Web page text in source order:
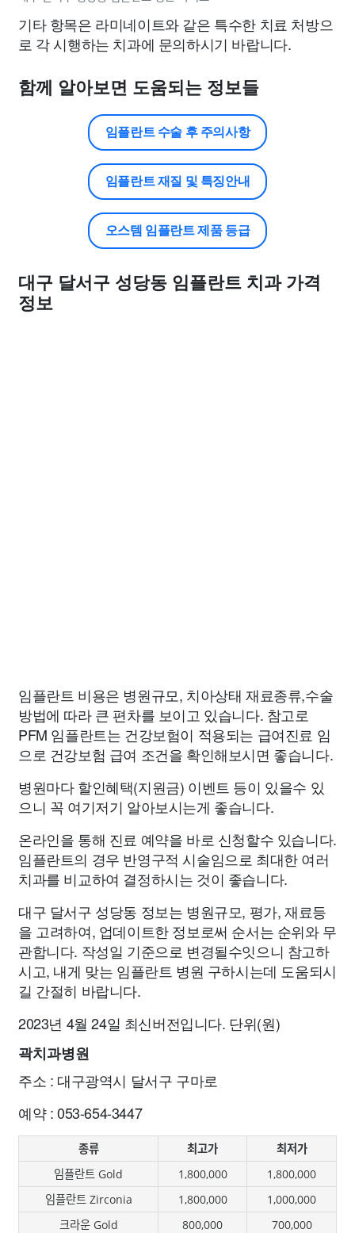
기타 항목은 라미네이트와 같은 특수한 치료 처방으
로 각 시행하는 치과에 문의하시기 바랍니다.
함께 알아보면 도움되는 정보들
임플란트 수술 후 주의사항
임플란트 재질 및 특징안내
오스템 임플란트 제품 등급
대구 달서구 성당동 임플란트 치과 가격
정보
임플란트 비용은 병원규모, 치아상태 재료종류,수술
방법에 따라 큰 편차를 보이고 있습니다. 참고로
PFM 임플란트는 건강보험이 적용되는 급여진료 임
으로 건강보험 급여 조건을 확인해보시면 좋습니다.
병원마다 할인혜택(지원금) 이벤트 등이 있을수 있
으니 꼭 여기저기 알아보시는게 좋습니다.
온라인을 통해 진료 예약을 바로 신청할수 있습니다.
임플란트의 경우 반영구적 시술임으로 최대한 여러
치과를 비교하여 결정하시는 것이 좋습니다.
대구 달서구 성당동 정보는 병원규모, 평가, 재료등
을 고려하여, 업데이트한 정보로써 순서는 순위와 무
관합니다. 작성일 기준으로 변경될수잇으니 참고하
시고, 내게 맞는 임플란트 병원 구하시는데 도움되시
길 간절히 바랍니다.
2023년 4월 24일 최신버전입니다. 단위(원)
곽치과병원
주소 : 대구광역시 달서구 구마로
예약 : 053-654-3447
종류 최고가
최저가
임플란트 Gold
1,800,000
1,800,000
임플란트 Zirconia
1,800,000
1,000,000
크라운 Gold
800,000 700,000